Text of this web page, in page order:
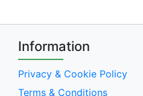
Information
Privacy & Cookie Policy
Terms & Conditions